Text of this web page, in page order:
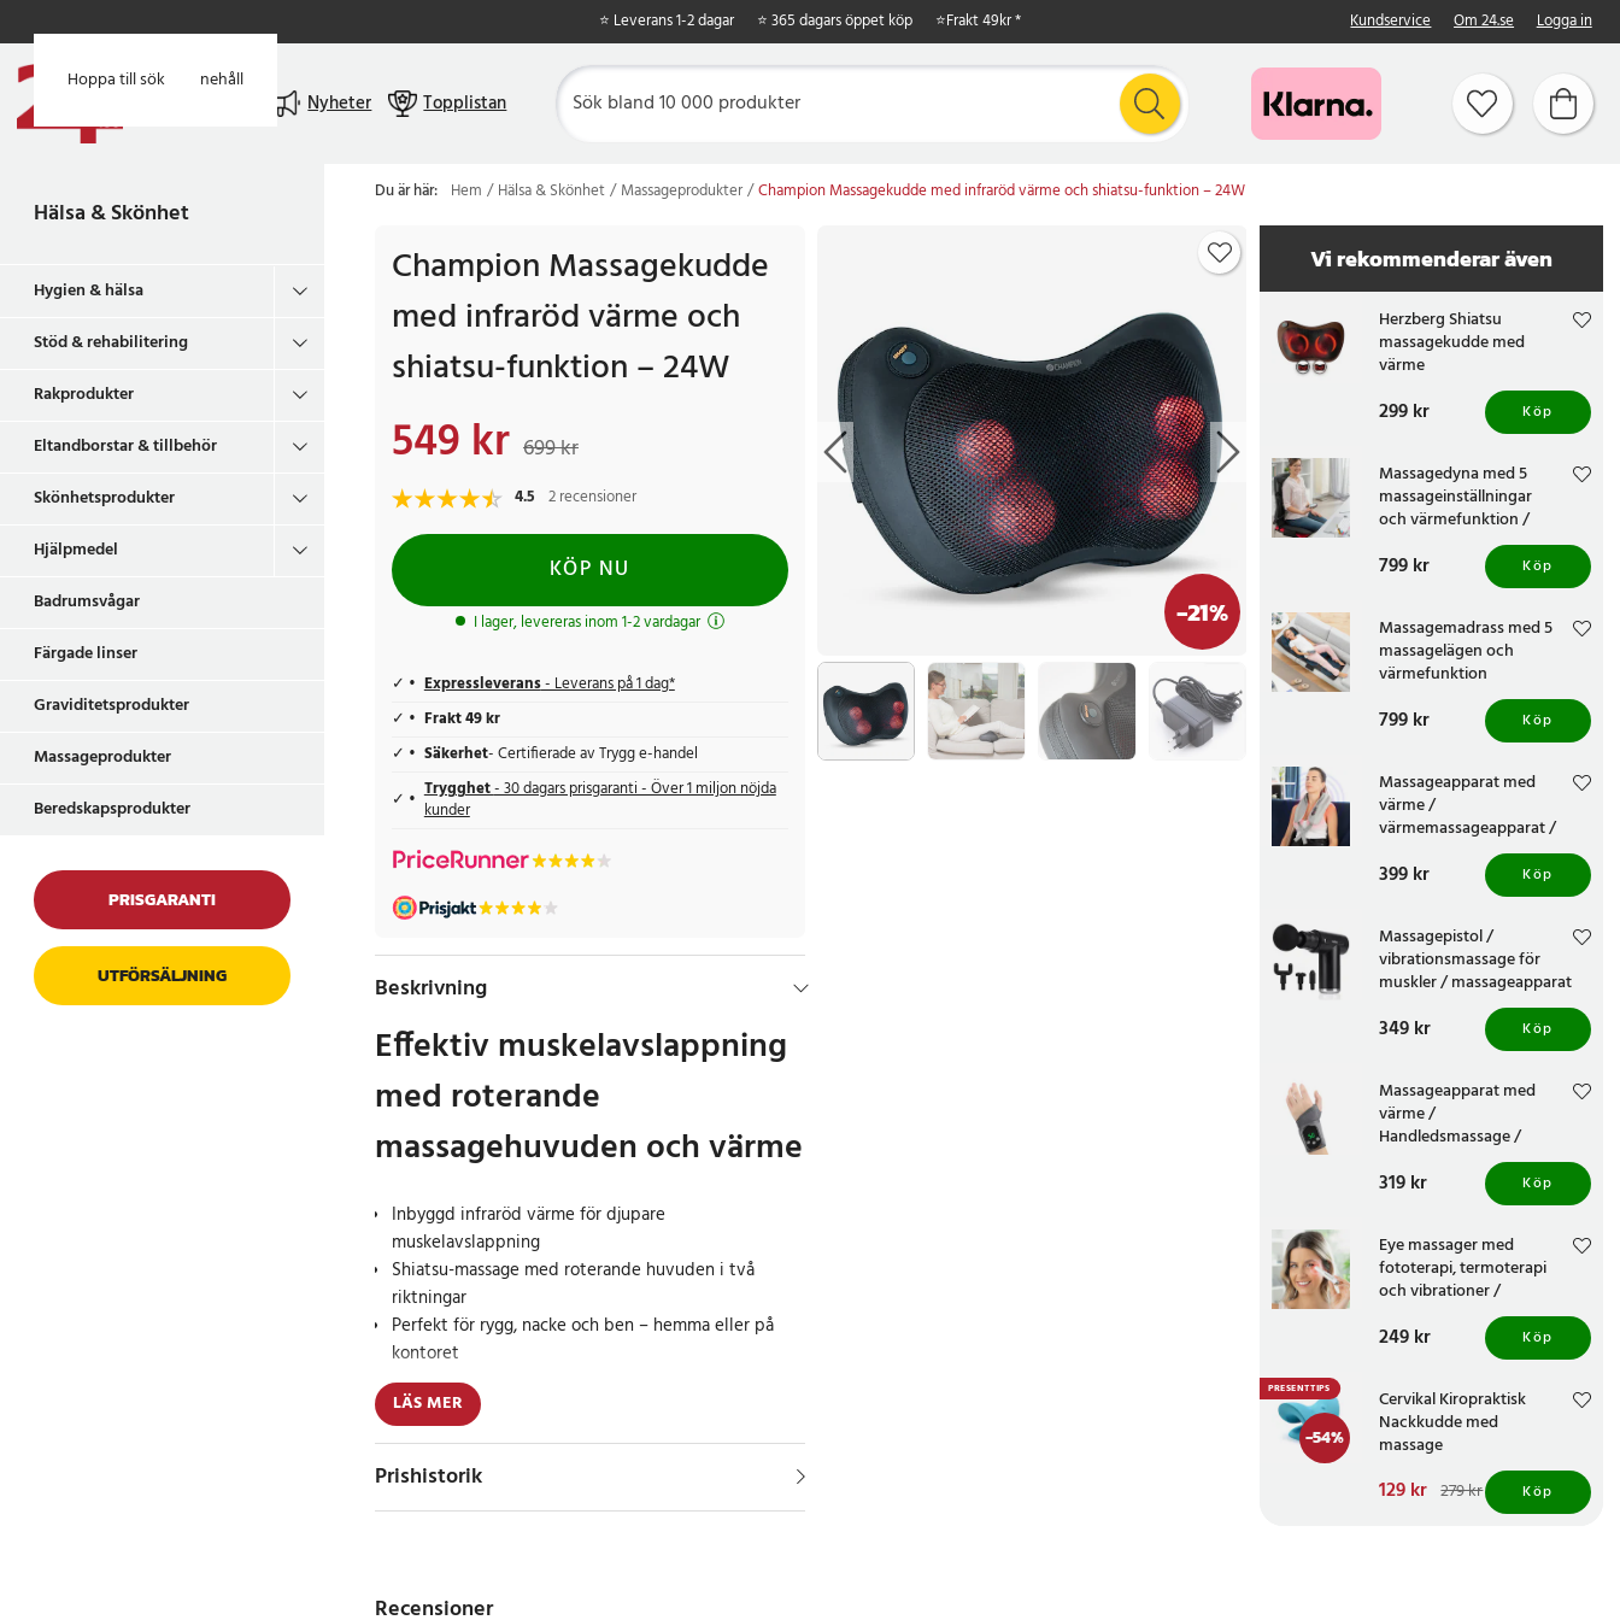
Hoppa till huvudinnehåll
Hoppa till sök
⭐ Leverans 1-2 dagar ⭐ 365 dagars öppet köp ⭐Frakt 49kr * Kundservice Om 24.se Logga in
Nyheter Topplistan
Hälsa & Skönhet
Hygien & hälsa
Stöd & rehabilitering
Rakprodukter
Eltandborstar & tillbehör
Skönhetsprodukter
Hjälpmedel
Badrumsvågar
Färgade linser
Graviditetsprodukter
Massageprodukter
Beredskapsprodukter
PRISGARANTI
UTFÖRSÄLJNING
Du är här: Hem Hälsa & Skönhet Massageprodukter Champion Massagekudde med infraröd värme och shiatsu-funktion – 24W
-21%
Champion Massagekudde
med infraröd värme och
shiatsu-funktion – 24W
Nuvarande pris
549 kr 699 kr
4.5 2 recensioner
KÖP NU
I lager, levereras inom 1-2 vardagar
Expressleverans- Leverans på 1 dag*
Frakt 49 kr
Säkerhet- Certifierade av Trygg e-handel
Trygghet- 30 dagars prisgaranti - Över 1 miljon nöjda
kunder
Beskrivning
Effektiv muskelavslappning
med roterande
massagehuvuden och värme
Inbyggd infraröd värme för djupare
muskelavslappning
Shiatsu-massage med roterande huvuden i två
riktningar
Perfekt för rygg, nacke och ben – hemma eller på
kontoret
Lindra spänningar och stelhet med Champion
massagekudde – en smidig och kraftfull lösning för att
ge trötta muskler nytt liv. De roterande
massagehuvudena växlar mellan med- och moturs
rörelser, vilket ger en djupgående shiatsu-massage
LÄS MER
Prishistorik
Vi rekommenderar även
Herzberg Shiatsu
massagekudde med
värme
Pris:299 kr
299 kr Köp
Massagedyna med 5
massageinställningar
och värmefunktion /
värmemassagedyna /
massagedyna för stol
Pris:799 kr
799 kr Köp
Massagemadrass med 5
massagelägen och
värmefunktion
Pris:799 kr
799 kr Köp
Massageapparat med
värme /
värmemassageapparat /
nackmassageapparat
Pris:399 kr
399 kr Köp
Massagepistol /
vibrationsmassage för
muskler / massageapparat
med 4 massagehuvuden /
muskelmassage
Pris:349 kr
349 kr Köp
Massageapparat med
värme /
Handledsmassage /
Vibrationsterapi
Pris :319 kr
319 kr Köp
Eye massager med
fototerapi, termoterapi
och vibrationer /
ögonmassageapparat /
elektrisk ögonmassager
Pris:249 kr
249 kr Köp
-54%
PRESENTTIPS
Cervikal Kiropraktisk
Nackkudde med
massage
Nuvarande pris
Tidigare pris 279 kr
129 kr 279 kr Köp
Recensioner